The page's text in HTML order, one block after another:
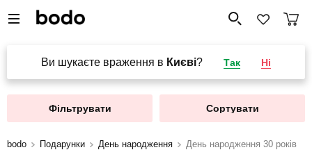
Ви шукаєте враження в Києві? Так Ні
Фільтрувати Сортувати
bodo Подарунки День народження День народження 30 років